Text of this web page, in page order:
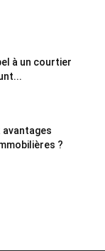
à un courtier
?